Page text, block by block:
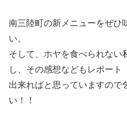
南三陸町の新メニューをぜひ
い。
そして、ホヤを食べられない
し、その感想などもレポート
出来ればと思っていますので
い！！